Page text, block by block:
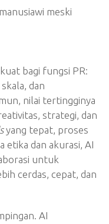
meski
bagi fungsi PR:
dan
nilai tertingginya
strategi, dan
yang tepat, proses
etika dan akurasi, AI
untuk
cerdas, cepat, dan
AI